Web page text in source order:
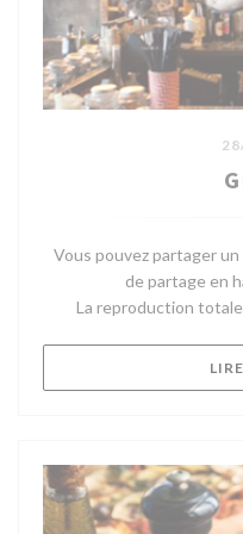
Vous pouvez partager
de partage en
La reproduction
Pour plus
Après Merci, le fameux